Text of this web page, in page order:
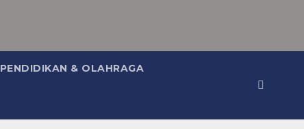
PENDIDIKAN & OLAHRAGA